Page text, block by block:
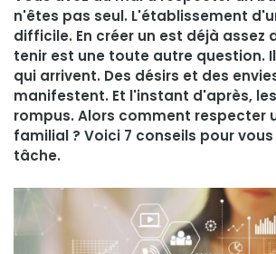
n'êtes pas seul. L'établissement
difficile. En créer un est déjà assez
tenir est une toute autre question.
qui arrivent. Des désirs et des
manifestent. Et l'instant d'après,
rompus. Alors comment respecter
familial ? Voici 7 conseils pour
tâche.